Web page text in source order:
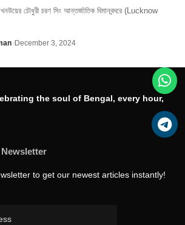
চৌধুরী চরণ সিং আন্তর্জাতিক বিমানবন্দরে (Lucknow
December 3, 2024
the soul of Bengal, every hour,
to get our newest articles instantly!